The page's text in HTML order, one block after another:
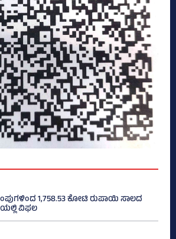
1,758.53 ಕೋಟಿ ರುಪಾಯಿ ಸಾಲದ
ವಿಫಲ